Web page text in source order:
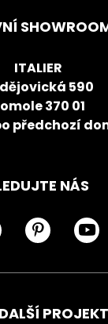
ITALIER
590
370 01
předchozí
NÁS